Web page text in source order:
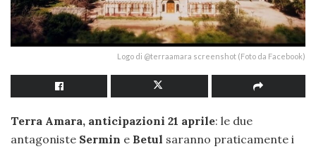
Logo di @terraamara screenshot (Foto da Facebook)
Terra Amara, anticipazioni 21 aprile: le due
antagoniste Sermin e Betul saranno praticamente i